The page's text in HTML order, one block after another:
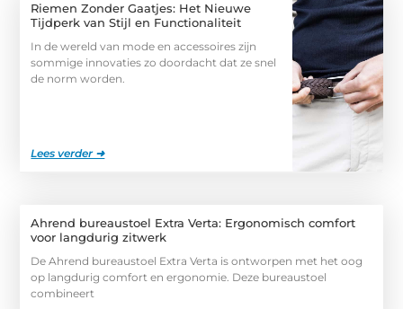
Riemen Zonder Gaatjes: Het Nieuwe
Tijdperk van Stijl en Functionaliteit
In de wereld van mode en accessoires zijn
sommige innovaties zo doordacht dat ze snel
de norm worden.
Lees verder ➜
Ahrend bureaustoel Extra Verta: Ergonomisch comfort
voor langdurig zitwerk
De Ahrend bureaustoel Extra Verta is ontworpen met het oog
op langdurig comfort en ergonomie. Deze bureaustoel
combineert